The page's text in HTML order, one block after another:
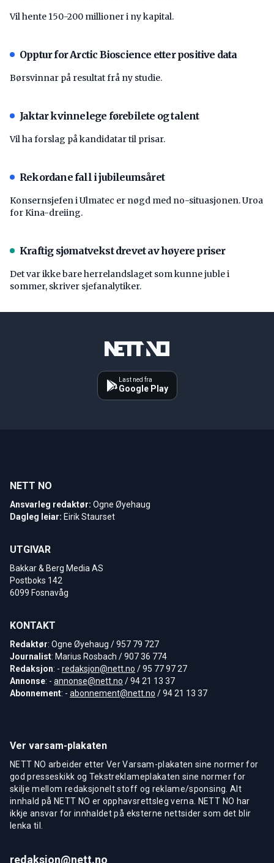
Vil hente 150-200 millioner i ny kapital.
Opptur for Arctic Bioscience etter positive data
Børsvinnar på resultat frå ny studie.
Jaktar kvinnelege førebilete og talent
Vil ha forslag på kandidatar til prisar.
Rekordane fall i jubileumsåret
Konsernsjefen i Ulmatec er nøgd med no-situasjonen. Uroa
for Kina-dreiing.
Kraftig sjømatvekst drevet av høyere priser
Det var ikke bare herrelandslaget som kunne juble i
sommer, skriver sjefanalytiker.
Last ned fra
Google Play
NETT NO
Ansvarleg redaktør: Ogne Øyehaug
Dagleg leiar: Eirik Staurset
UTGIVAR
Bakkar & Berg Media AS
Postboks 142
6099 Fosnavåg
KONTAKT
Redaktør: Ogne Øyehaug / 957 79 727
Journalist: Marius Rosbach / 907 36 774
Redaksjon: - redaksjon@nett.no / 95 77 97 27
Annonse: - annonse@nett.no / 94 21 13 37
Abonnement: - abonnement@nett.no / 94 21 13 37
Ver varsam-plakaten
NETT NO arbeider etter Ver Varsam-plakaten sine normer for
god presseskikk og Tekstreklameplakaten sine normer for
skilje mellom redaksjonelt stoff og reklame/sponsing. Alt
innhald på NETT NO er opphavsrettsleg verna. NETT NO har
ikkje ansvar for innhaldet på eksterne nettsider som det blir
lenka til.
redaksjon@nett.no